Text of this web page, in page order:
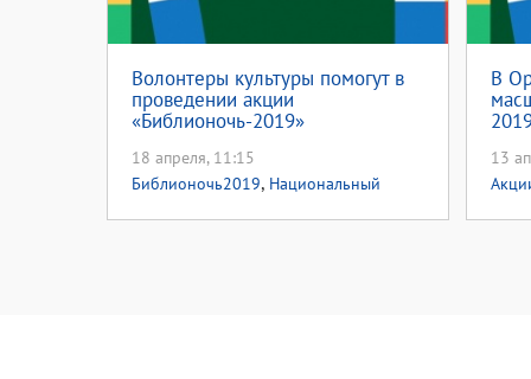
Волонтеры культуры помогут в
проведении акции
«Библионочь-2019»
18 апреля, 11:15
Библионочь2019, Национальный
В
13